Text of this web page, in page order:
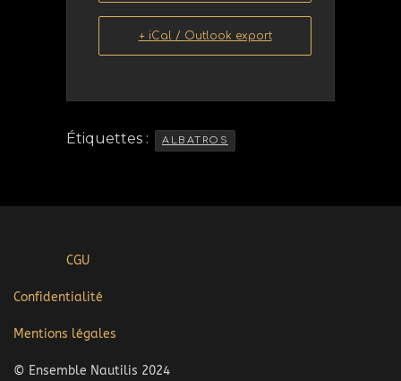
+ iCal / Outlook export
Étiquettes : ALBATROS
CGU
Confidentialité
Mentions légales
© Ensemble Nautilis 2024